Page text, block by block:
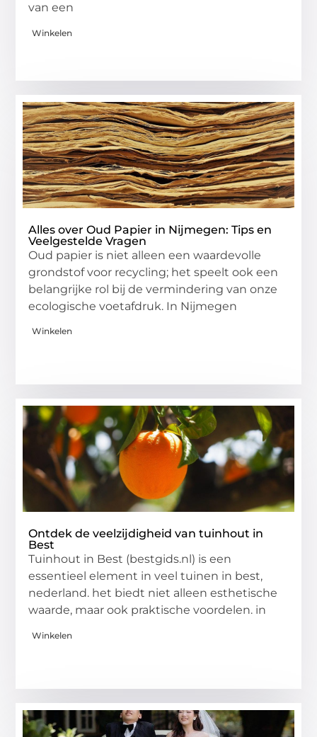
van een
Winkelen
Alles over Oud Papier in Nijmegen: Tips en
Veelgestelde Vragen
Oud papier is niet alleen een waardevolle
grondstof voor recycling; het speelt ook een
belangrijke rol bij de vermindering van onze
ecologische voetafdruk. In Nijmegen
Winkelen
Ontdek de veelzijdigheid van tuinhout in
Best
Tuinhout in Best (bestgids.nl) is een
essentieel element in veel tuinen in best,
nederland. het biedt niet alleen esthetische
waarde, maar ook praktische voordelen. in
Winkelen